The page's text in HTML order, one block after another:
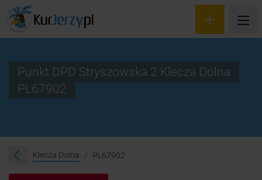
Śledzenie przesyłki
Punkt DPD Stryszowska 2 Klecza Dolna
PL67902
Klecza Dolna PL67902